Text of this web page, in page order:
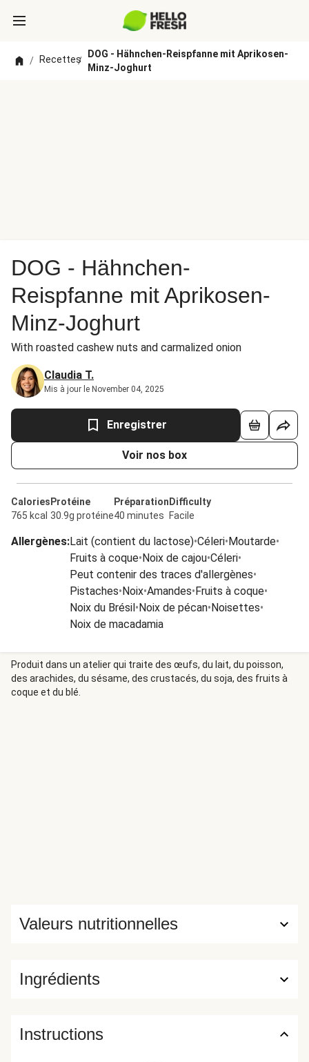
/ Recettes/
DOG - Hähnchen-Reispfanne mit Aprikosen-
Minz-Joghurt
DOG - Hähnchen-
Reispfanne mit Aprikosen-
Minz-Joghurt
With roasted cashew nuts and carmalized onion
Claudia T.
Mis à jour le November 04, 2025
Enregistrer
Voir nos box
Calories
765 kcal
Protéine
30.9g protéine
Préparation
40 minutes
Difficulty
Facile
Allergènes:Lait (contient du lactose)•Céleri•Moutarde•
Fruits à coque•Noix de cajou•Céleri•
Peut contenir des traces d'allergènes•
Pistaches•Noix•Amandes•Fruits à coque•
Noix du Brésil•Noix de pécan•Noisettes•
Noix de macadamia
Produit dans un atelier qui traite des œufs, du lait, du poisson,
des arachides, du sésame, des crustacés, du soja, des fruits à
coque et du blé.
Ingrédients
Valeurs nutritionnelles
Instructions